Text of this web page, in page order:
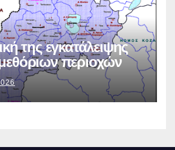
της εγκατάλειψης
περιοχών